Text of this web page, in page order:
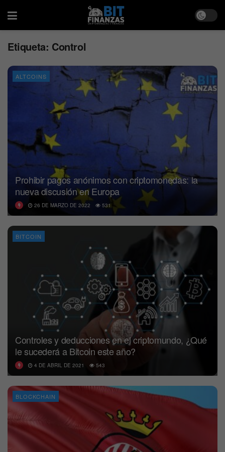
Etiqueta: Control
ALTCOINS
Prohibir pagos anónimos con criptomonedas: la
nueva discusión en Europa
26 DE MARZO DE 2022 531
BITCOIN
Controles y deducciones en el criptomundo, ¿Qué
le sucederá a Bitcoin este año?
4 DE ABRIL DE 2021 543
BLOCKCHAIN